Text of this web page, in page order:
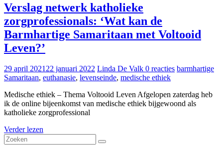
Verslag netwerk katholieke
zorgprofessionals: ‘Wat kan de
Barmhartige Samaritaan met Voltooid
Leven?’
29 april 202122 januari 2022 Linda De Valk 0 reacties barmhartige
Samaritaan, euthanasie, levenseinde, medische ethiek
Medische ethiek – Thema Voltooid Leven Afgelopen zaterdag heb
ik de online bijeenkomst van medische ethiek bijgewoond als
katholieke zorgprofessional
Verder lezen